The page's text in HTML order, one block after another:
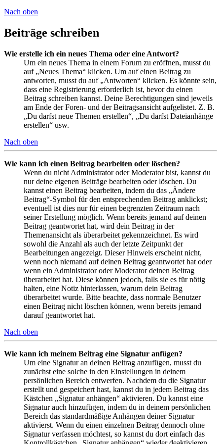
Nach oben
Beiträge schreiben
Wie erstelle ich ein neues Thema oder eine Antwort?
Um ein neues Thema in einem Forum zu eröffnen, musst du
auf „Neues Thema“ klicken. Um auf einen Beitrag zu
antworten, musst du auf „Antworten“ klicken. Es könnte sein,
dass eine Registrierung erforderlich ist, bevor du einen
Beitrag schreiben kannst. Deine Berechtigungen sind jeweils
am Ende der Foren- und der Beitragsansicht aufgelistet. Z. B.
„Du darfst neue Themen erstellen“, „Du darfst Dateianhänge
erstellen“ usw.
Nach oben
Wie kann ich einen Beitrag bearbeiten oder löschen?
Wenn du nicht Administrator oder Moderator bist, kannst du
nur deine eigenen Beiträge bearbeiten oder löschen. Du
kannst einen Beitrag bearbeiten, indem du das „Ändere
Beitrag“-Symbol für den entsprechenden Beitrag anklickst;
eventuell ist dies nur für einen begrenzten Zeitraum nach
seiner Erstellung möglich. Wenn bereits jemand auf deinen
Beitrag geantwortet hat, wird dein Beitrag in der
Themenansicht als überarbeitet gekennzeichnet. Es wird
sowohl die Anzahl als auch der letzte Zeitpunkt der
Bearbeitungen angezeigt. Dieser Hinweis erscheint nicht,
wenn noch niemand auf deinen Beitrag geantwortet hat oder
wenn ein Administrator oder Moderator deinen Beitrag
überarbeitet hat. Diese können jedoch, falls sie es für nötig
halten, eine Notiz hinterlassen, warum dein Beitrag
überarbeitet wurde. Bitte beachte, dass normale Benutzer
einen Beitrag nicht löschen können, wenn bereits jemand
darauf geantwortet hat.
Nach oben
Wie kann ich meinem Beitrag eine Signatur anfügen?
Um eine Signatur an deinen Beitrag anzufügen, musst du
zunächst eine solche in den Einstellungen in deinem
persönlichen Bereich entwerfen. Nachdem du die Signatur
erstellt und gespeichert hast, kannst du in jedem Beitrag das
Kästchen „Signatur anhängen“ aktivieren. Du kannst eine
Signatur auch hinzufügen, indem du in deinem persönlichen
Bereich das standardmäßige Anhängen deiner Signatur
aktivierst. Wenn du einen einzelnen Beitrag dennoch ohne
Signatur verfassen möchtest, so kannst du dort einfach das